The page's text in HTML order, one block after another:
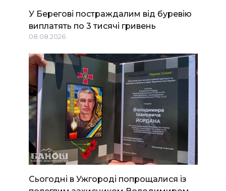
У Берегові постраждалим від буревію
виплатять по 3 тисячі гривень
08.08.2026
Сьогодні в Ужгороді попрощалися із